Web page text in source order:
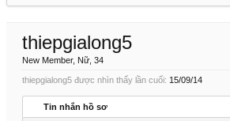
thiepgialong5
New Member, Nữ, 34
thiepgialong5 được nhìn thấy lần cuối: 15/09/14
Tin nhắn hồ sơ